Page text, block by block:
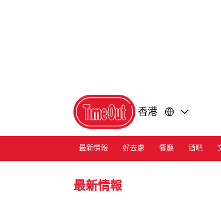
香港
最新情報 好去處 餐廳 酒吧
最新情報